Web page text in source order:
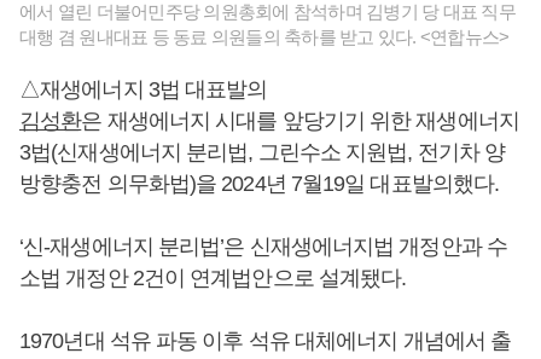
에서 열린 더불어민주당 의원총회에 참석하며 김병기 당 대표 직무
대행 겸 원내대표 등 동료 의원들의 축하를 받고 있다. <연합뉴스>
△재생에너지 3법 대표발의
김성환은 재생에너지 시대를 앞당기기 위한 재생에너지
3법(신재생에너지 분리법, 그린수소 지원법, 전기차 양
방향충전 의무화법)을 2024년 7월19일 대표발의했다.
‘신-재생에너지 분리법’은 신재생에너지법 개정안과 수
소법 개정안 2건이 연계법안으로 설계됐다.
1970년대 석유 파동 이후 석유 대체에너지 개념에서 출